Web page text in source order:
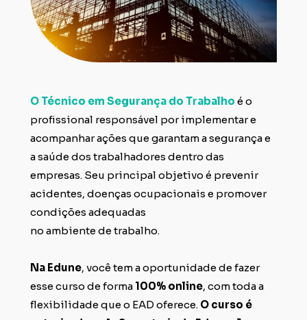
O Técnico em Segurança do Trabalho é o
profissional responsável por implementar e
acompanhar ações que garantam a segurança e
a saúde dos trabalhadores dentro das
empresas. Seu principal objetivo é prevenir
acidentes, doenças ocupacionais e promover
condições adequadas
no ambiente de trabalho.
Na Edune, você tem a oportunidade de fazer
esse curso de forma 100% online, com toda a
flexibilidade que o EAD oferece. O curso é